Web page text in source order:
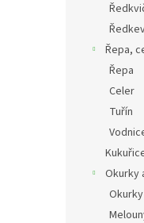
Řepa,
Řepa
Celer
Tuřín
Okurky
Okurky